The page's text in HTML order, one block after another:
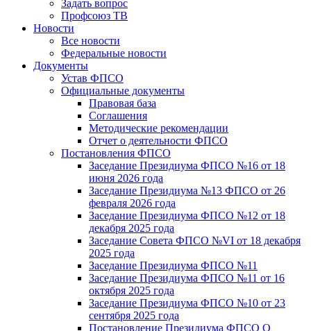
Задать вопрос
Профсоюз ТВ
Новости
Все новости
Федеральные новости
Документы
Устав ФПСО
Официальные документы
Правовая база
Соглашения
Методические рекомендации
Отчет о деятельности ФПСО
Постановления ФПСО
Заседание Президиума ФПСО №16 от 18
июня 2026 года
Заседание Президиума №13 ФПСО от 26
февраля 2026 года
Заседание Президиума ФПСО №12 от 18
декабря 2025 года
Заседание Совета ФПСО №VI от 18 декабря
2025 года
Заседание Президиума ФПСО №11
Заседание Президиума ФПСО №11 от 16
октября 2025 года
Заседание Президиума ФПСО №10 от 23
сентября 2025 года
Постановление Президиума ФПСО О